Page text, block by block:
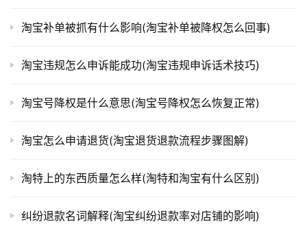
淘宝补单被抓有什么影响(淘宝补单被降权怎么回事)
淘宝违规怎么申诉能成功(淘宝违规申诉话术技巧)
淘宝号降权是什么意思(淘宝号降权怎么恢复正常)
淘宝怎么申请退货(淘宝退货退款流程步骤图解)
淘特上的东西质量怎么样(淘特和淘宝有什么区别)
纠纷退款名词解释(淘宝纠纷退款率对店铺的影响)